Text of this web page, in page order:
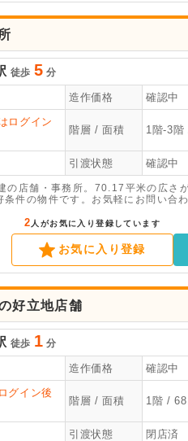
徒歩 5 分
造作価格 確認中
ログイン
階層 / 面積 1階-3
引渡状態 確認中
の店舗・事務所。70.17平米の広さ
件の物件です。お気軽にお問い合わ
2 人がお気に入り登録しています
お気に入り登録
好立地店舗
徒歩 1 分
造作価格 確認中
グイン後
階層 / 面積 1階 /
引渡状態 閉店済